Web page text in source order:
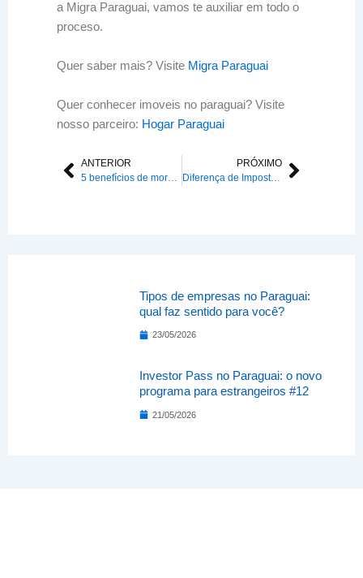
a Migra Paraguai, vamos te auxiliar em todo o
proceso.
Quer saber mais? Visite Migra Paraguai
Quer conhecer imoveis no paraguai? Visite
nosso parceiro: Hogar Paraguai
Anterior
ANTERIOR PRÓXIMO
Diferença de Impostos Brasil Paraguai Empresas: O Guia Essencial 2026
Tipos de empresas no Paraguai:
qual faz sentido para você?
23/05/2026
Investor Pass no Paraguai: o novo
programa para estrangeiros #12
21/05/2026